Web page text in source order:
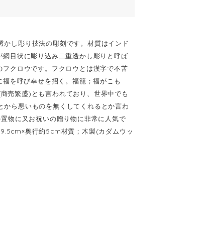
し彫り技法の彫刻です。材質はインド
目状に彫り込み二重透かし彫りと呼ば
クロウです。フクロウとは漢字で不苦
を呼び幸せを招く。福籠；福がこも
売繁盛)とも言われており、世界中でも
ら悪いものを無くしてくれるとか言わ
物に又お祝いの贈り物に非常に人気で
奥行約5cm材質；木製(カダムウッ